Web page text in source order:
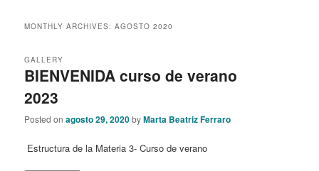
content
content
MONTHLY ARCHIVES:AGOSTO 2020
BIENVENIDA curso de verano
2023
GALLERY
Posted onagosto 29, 2020byMarta Beatriz Ferraro
Estructura de la Materia 3- Curso de verano